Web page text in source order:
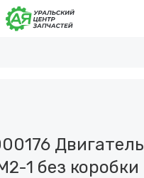
Двигатель
1 без коробки